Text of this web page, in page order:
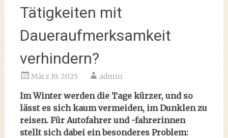
Tätigkeiten mit
Daueraufmerksamkeit
verhindern?
März 19, 2025 admin
Im Winter werden die Tage kürzer, und so
lässt es sich kaum vermeiden, im Dunklen zu
reisen. Für Autofahrer und -fahrerinnen
stellt sich dabei ein besonderes Problem: